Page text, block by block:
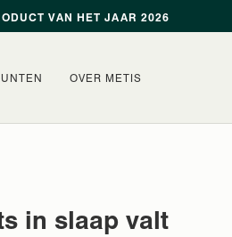
VAN HET JAAR 2026
OVER METIS
in slaap valt